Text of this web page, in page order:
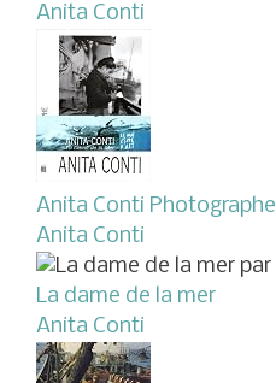
Anita Conti
Anita Conti Photographe
Anita Conti
La dame de la mer
Anita Conti